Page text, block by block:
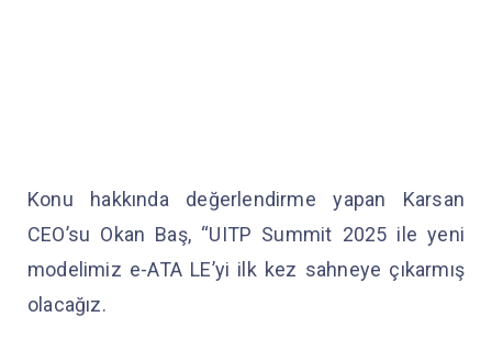
Konu hakkında değerlendirme yapan Karsan
CEO’su Okan Baş, “UITP Summit 2025 ile yeni
modelimiz e-ATA LE’yi ilk kez sahneye çıkarmış
olacağız.